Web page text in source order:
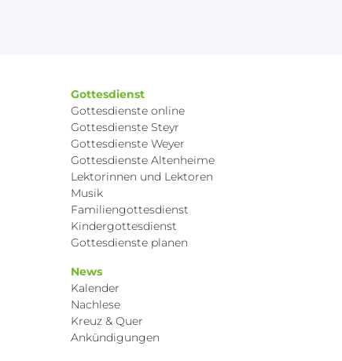
Gottesdienst
Gottesdienste online
Gottesdienste Steyr
Gottesdienste Weyer
Gottesdienste Altenheime
Lektorinnen und Lektoren
Musik
Familiengottesdienst
Kindergottesdienst
Gottesdienste planen
News
Kalender
Nachlese
Kreuz & Quer
Ankündigungen